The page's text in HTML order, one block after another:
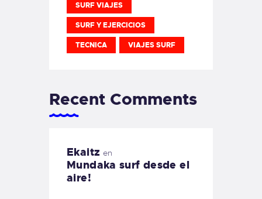
SURF VIAJES
SURF Y EJERCICIOS
TECNICA VIAJES SURF
Recent Comments
Ekaitz en
Mundaka surf desde el
aire!